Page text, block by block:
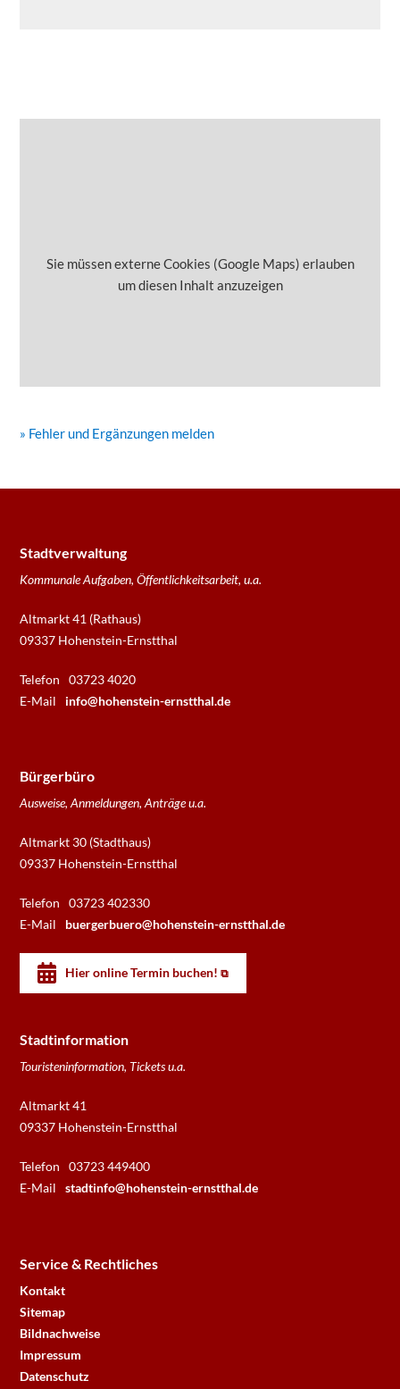
Sie müssen externe Cookies (Google Maps) erlauben
um diesen Inhalt anzuzeigen
» Fehler und Ergänzungen melden
Stadtverwaltung
Kommunale Aufgaben, Öffentlichkeitsarbeit, u.a.
Altmarkt 41 (Rathaus)
09337 Hohenstein-Ernstthal
Telefon
03723 4020
E-Mail
info@hohenstein-ernstthal.de
Bürgerbüro
Ausweise, Anmeldungen, Anträge u.a.
Altmarkt 30 (Stadthaus)
09337 Hohenstein-Ernstthal
Telefon
03723 402330
E-Mail
buergerbuero@hohenstein-ernstthal.de
Hier online Termin buchen!
Stadtinformation
Touristeninformation, Tickets u.a.
Altmarkt 41
09337 Hohenstein-Ernstthal
Telefon
03723 449400
E-Mail
stadtinfo@hohenstein-ernstthal.de
Service & Rechtliches
Kontakt
Sitemap
Bildnachweise
Impressum
Datenschutz